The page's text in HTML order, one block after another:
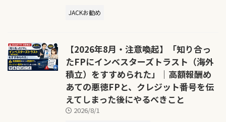
JACKお勧め
【2026年8月・注意喚起】「知り合っ
たFPにインベスターズトラスト（海外
積立）をすすめられた」｜高額報酬め
あての悪徳FPと、クレジット番号を伝
えてしまった後にやるべきこと
2026/8/1